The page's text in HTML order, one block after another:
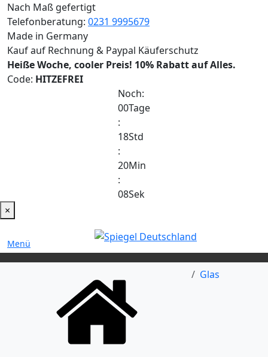
Nach Maß gefertigt
Telefonberatung: 0231 9995679
Made in Germany
Kauf auf Rechnung & Paypal Käuferschutz
Heiße Woche, cooler Preis! 10% Rabatt auf Alles.
Code: HITZEFREI
Noch:
00Tage
:
18Std
:
20Min
:
08Sek
×
Menü
Glas